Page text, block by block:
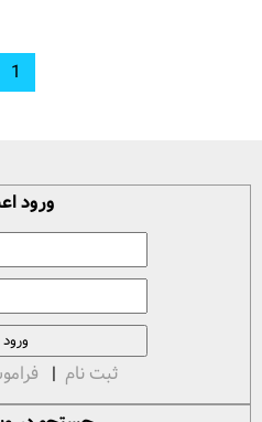
1
ورود
ثبت نام |